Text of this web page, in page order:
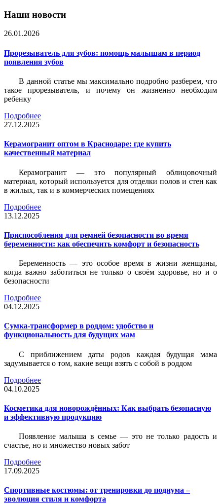
Наши новости
26.01.2026
Прорезыватель для зубов: помощь малышам в период
появления зубов
В данной статье мы максимально подробно разберем, что
такое прорезыватель, и почему он жизненно необходим
ребенку
Подробнее
27.12.2025
Керамогранит оптом в Краснодаре: где купить
качественный материал
Керамогранит — это популярный облицовочный
материал, который используется для отделки полов и стен как
в жилых, так и в коммерческих помещениях
Подробнее
13.12.2025
Приспособления для ремней безопасности во время
беременности: как обеспечить комфорт и безопасность
Беременность — это особое время в жизни женщины,
когда важно заботиться не только о своём здоровье, но и о
безопасности
Подробнее
04.12.2025
Сумка-трансформер в роддом: удобство и
функциональность для будущих мам
С приближением даты родов каждая будущая мама
задумывается о том, какие вещи взять с собой в роддом
Подробнее
04.10.2025
Косметика для новорождённых: Как выбрать безопасную
и эффективную продукцию
Появление малыша в семье — это не только радость и
счастье, но и множество новых забот
Подробнее
17.09.2025
Спортивные костюмы: от тренировки до подиума –
эволюция стиля и комфорта